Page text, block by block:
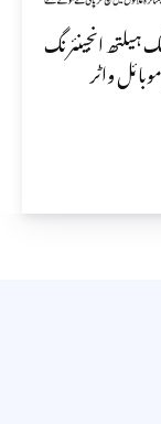
ہیلتھ انجینئرنگ
واٹر